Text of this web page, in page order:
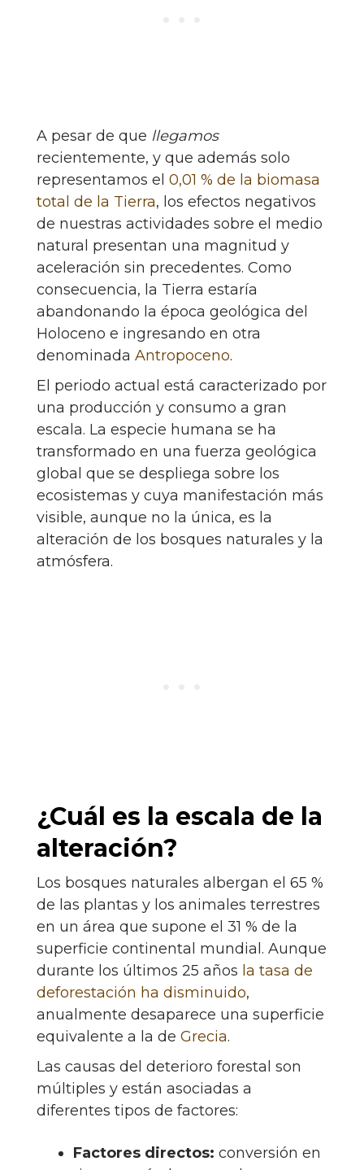
A pesar de que llegamos
recientemente, y que además solo
representamos el 0,01 % de la biomasa
total de la Tierra, los efectos negativos
de nuestras actividades sobre el medio
natural presentan una magnitud y
aceleración sin precedentes. Como
consecuencia, la Tierra estaría
abandonando la época geológica del
Holoceno e ingresando en otra
denominada Antropoceno.
El periodo actual está caracterizado por
una producción y consumo a gran
escala. La especie humana se ha
transformado en una fuerza geológica
global que se despliega sobre los
ecosistemas y cuya manifestación más
visible, aunque no la única, es la
alteración de los bosques naturales y la
atmósfera.
¿Cuál es la escala de la
alteración?
Los bosques naturales albergan el 65 %
de las plantas y los animales terrestres
en un área que supone el 31 % de la
superficie continental mundial. Aunque
durante los últimos 25 años la tasa de
deforestación ha disminuido,
anualmente desaparece una superficie
equivalente a la de Grecia.
Las causas del deterioro forestal son
múltiples y están asociadas a
diferentes tipos de factores:
Factores directos: conversión en